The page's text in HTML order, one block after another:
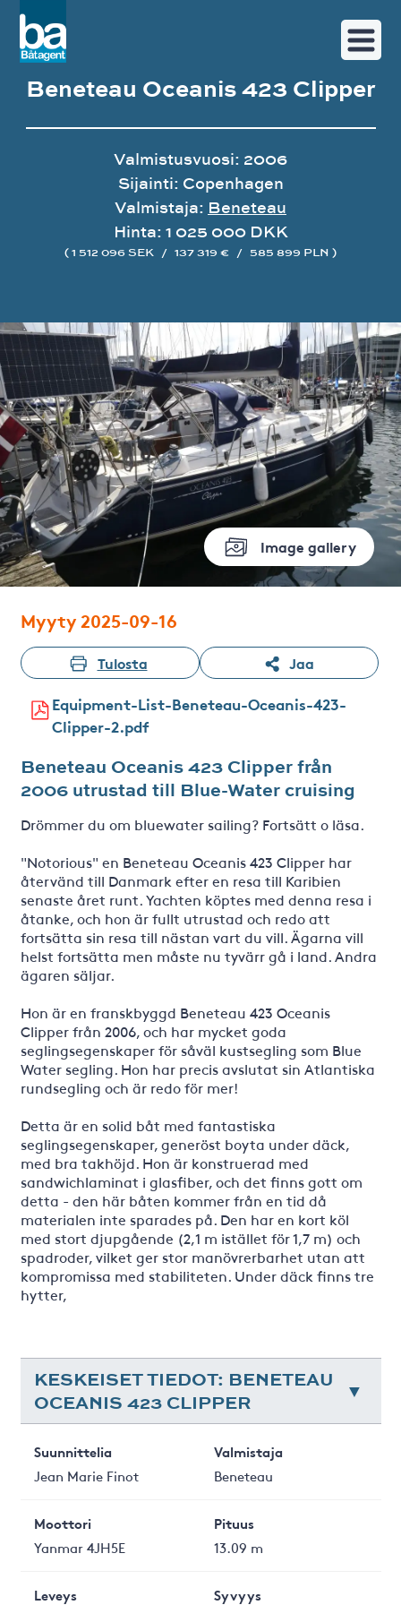
Image gallery
Beneteau Oceanis 423 Clipper
Valmistusvuosi: 2006
Sijainti: Copenhagen
Valmistaja: Beneteau
Hinta: 1 025 000 DKK
( 1 512 096 SEK / 137 319 € / 585 899 PLN )
Myyty 2025-09-16
Tulosta Jaa
Equipment-List-Beneteau-Oceanis-423-
Clipper-2.pdf
Beneteau Oceanis 423 Clipper från
2006 utrustad till Blue-Water cruising
Drömmer du om bluewater sailing? Fortsätt o läsa.
"Notorious" en Beneteau Oceanis 423 Clipper har
återvänd till Danmark efter en resa till Karibien
senaste året runt. Yachten köptes med denna resa i
åtanke, och hon är fullt utrustad och redo att
fortsätta sin resa till nästan vart du vill. Ägarna vill
helst fortsätta men måste nu tyvärr gå i land. Andra
ägaren säljar.
Hon är en franskbyggd Beneteau 423 Oceanis
Clipper från 2006, och har mycket goda
seglingsegenskaper för såväl kustsegling som Blue
Water segling. Hon har precis avslutat sin Atlantiska
rundsegling och är redo för mer!
Detta är en solid båt med fantastiska
seglingsegenskaper, generöst boyta under däck,
med bra takhöjd. Hon är konstruerad med
sandwichlaminat i glasfiber, och det finns gott om
detta - den här båten kommer från en tid då
materialen inte sparades på. Den har en kort köl
med stort djupgående (2,1 m istället för 1,7 m) och
spadroder, vilket ger stor manövrerbarhet utan att
kompromissa med stabiliteten. Under däck finns tre
hytter,
KESKEISET TIEDOT: BENETEAU
OCEANIS 423 CLIPPER
Suunnittelia
Jean Marie Finot
Valmistaja
Beneteau
Moottori
Yanmar 4JH5E
Pituus
13.09 m
Leveys Syvyys